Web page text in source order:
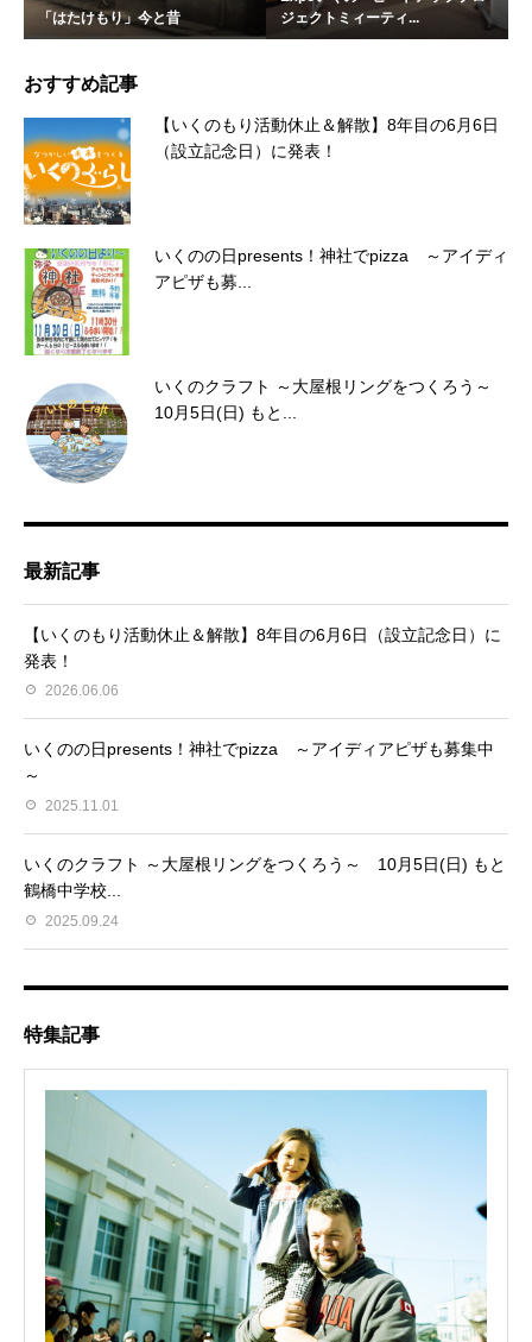
「はたけもり」今と昔
ジェクトミィーティ...
おすすめ記事
【いくのもり活動休止＆解散】8年目の6月6日
（設立記念日）に発表！
いくのの日presents！神社でpizza ～アイディ
アピザも募...
いくのクラフト ～大屋根リングをつくろう～
10月5日(日) もと...
最新記事
【いくのもり活動休止＆解散】8年目の6月6日（設立記念日）に
発表！
2026.06.06
いくのの日presents！神社でpizza ～アイディアピザも募集中
～
2025.11.01
いくのクラフト ～大屋根リングをつくろう～ 10月5日(日) もと
鶴橋中学校...
2025.09.24
特集記事